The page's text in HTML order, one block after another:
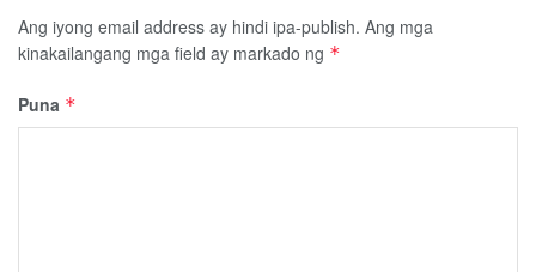
Ang iyong email address ay hindi ipa-publish. Ang mga
kinakailangang mga field ay markado ng *
Puna *